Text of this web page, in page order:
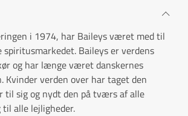
i 1974, har Baileys været med til
Baileys er verdens
og har længe været danskernes
verden over har taget den
til sig og nydt den på tværs af alle
alle lejligheder.